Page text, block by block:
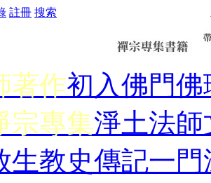
註冊 搜索
著作初入佛門佛
宗專集淨土法師
生教史傳記一門